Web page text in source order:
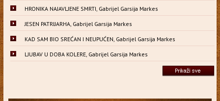
HRONIKA NAJAVLJENE SMRTI, Gabrijel Garsija Markes
JESEN PATRIJARHA, Gabrijel Garsija Markes
KAD SAM BIO SREĆAN I NEUPUĆEN, Gabrijel Garsija Markes
LJUBAV U DOBA KOLERE, Gabrijel Garsija Markes